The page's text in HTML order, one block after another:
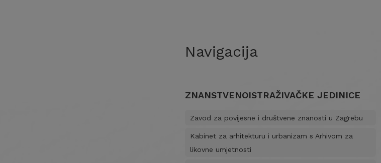
Navigacija
ZNANSTVENOISTRAŽIVAČKE JEDINICE
Zavod za povijesne i društvene znanosti u Zagrebu
Kabinet za arhitekturu i urbanizam s Arhivom za
likovne umjetnosti